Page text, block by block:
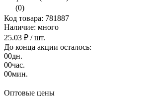
(0)
Код товара: 781887
Наличие: много
25.03 ₽ / шт.
До конца акции осталось:
00дн.
00час.
00мин.
Оптовые цены